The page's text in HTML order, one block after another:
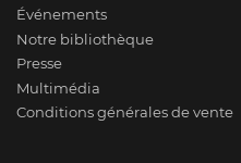
Événements
Notre bibliothèque
Presse
Multimédia
Conditions générales de vente